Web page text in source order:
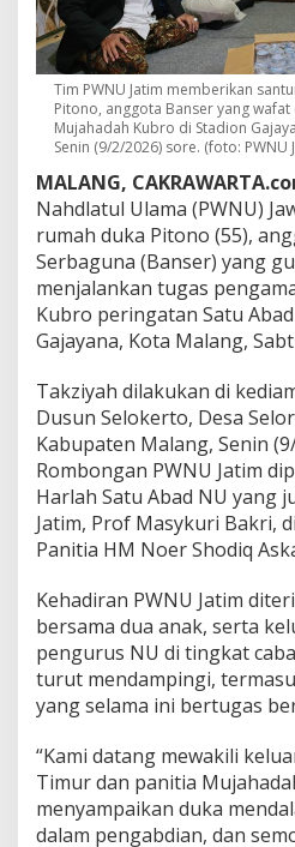
Tim PWNU Jatim memberikan
Pitono, anggota Banser yang
Mujahadah Kubro di Stadion
Senin (9/2/2026) sore. (foto: PWNU
MALANG,
Nahdlatul Ulama (PWNU)
rumah duka Pitono (55),
Serbaguna (Banser) yang
menjalankan tugas
Kubro peringatan Satu
Gajayana, Kota Malang,
Takziyah dilakukan di
Dusun Selokerto, Desa
Kabupaten Malang, Senin
Rombongan PWNU Jatim
Harlah Satu Abad NU yang
Jatim, Prof Masykuri Bakri,
Panitia HM Noer Shodiq
Kehadiran PWNU Jatim
bersama dua anak, serta
pengurus NU di tingkat
turut mendampingi,
yang selama ini bertugas
“Kami datang mewakili
Timur dan panitia
menyampaikan duka
dalam pengabdian, dan